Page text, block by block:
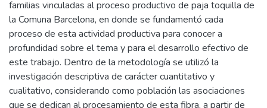
familias vinculadas al proceso productivo de paja toquilla de
la Comuna Barcelona, en donde se fundamentó cada
proceso de esta actividad productiva para conocer a
profundidad sobre el tema y para el desarrollo efectivo de
este trabajo. Dentro de la metodología se utilizó la
investigación descriptiva de carácter cuantitativo y
cualitativo, considerando como población las asociaciones
que se dedican al procesamiento de esta fibra, a partir de